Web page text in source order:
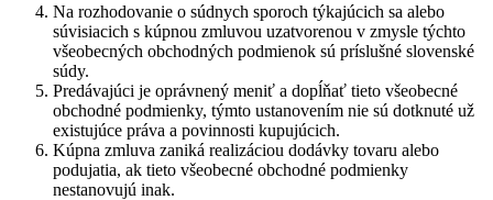
Na rozhodovanie o súdnych sporoch týkajúcich sa alebo
súvisiacich s kúpnou zmluvou uzatvorenou v zmysle týchto
všeobecných obchodných podmienok sú príslušné slovenské
súdy.
Predávajúci je oprávnený meniť a dopĺňať tieto všeobecné
obchodné podmienky, týmto ustanovením nie sú dotknuté už
existujúce práva a povinnosti kupujúcich.
Kúpna zmluva zaniká realizáciou dodávky tovaru alebo
podujatia, ak tieto všeobecné obchodné podmienky
nestanovujú inak.